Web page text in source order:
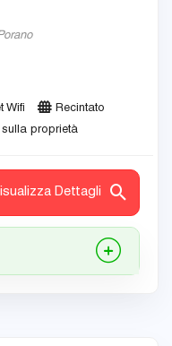
Wifi
Recintato
proprietà
Dettagli